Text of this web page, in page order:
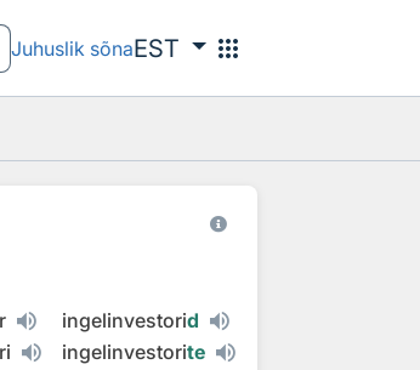
Juhuslik sõnaEST apps
ingelinvestorid
ingelinvestorite